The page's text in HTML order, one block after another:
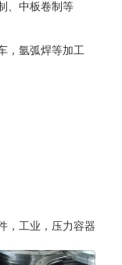
、中板卷制等
，氩弧焊等加工
，工业，压力容器